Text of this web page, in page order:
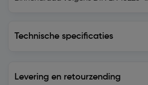
Technische specificaties
Levering en retourzending